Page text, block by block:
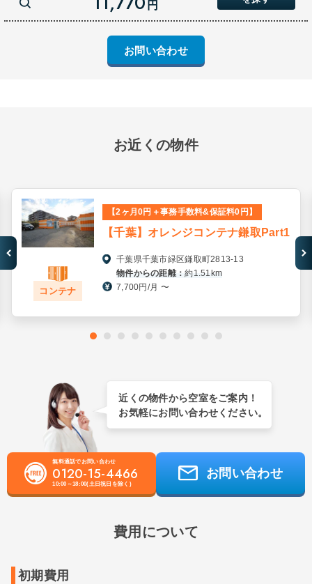
円
お問い合わせ
お近くの物件
コンテナ
【2ヶ月0円＋事務手数料&保証料0円】
【千葉】オレンジコンテナ鎌取Part1
千葉県千葉市緑区鎌取町2813-13
物件からの距離：約1.51km
7,700円/月 〜
近くの物件から空室をご案内！
お気軽にお問い合わせください。
無料通話でお問い合わせ
0120-15-4466
10:00～18:00(土日祝日を除く)
お問い合わせ
費用について
初期費用